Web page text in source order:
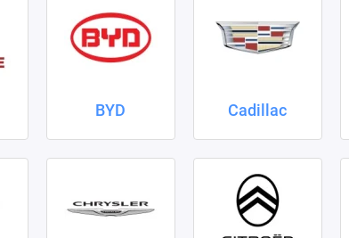
BYD Cadillac